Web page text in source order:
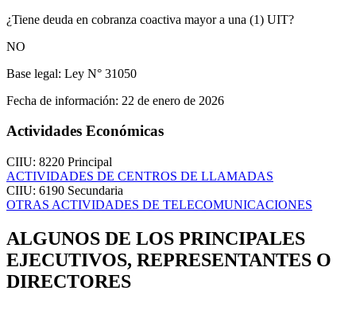
¿Tiene deuda en cobranza coactiva mayor a una (1) UIT?
NO
Base legal: Ley N° 31050
Fecha de información: 22 de enero de 2026
Actividades Económicas
CIIU: 8220 Principal
ACTIVIDADES DE CENTROS DE LLAMADAS
CIIU: 6190 Secundaria
OTRAS ACTIVIDADES DE TELECOMUNICACIONES
ALGUNOS DE LOS PRINCIPALES
EJECUTIVOS, REPRESENTANTES O
DIRECTORES